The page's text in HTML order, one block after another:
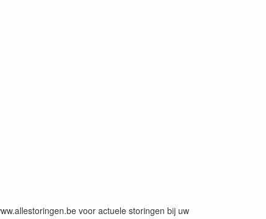
voor actuele storingen bij uw